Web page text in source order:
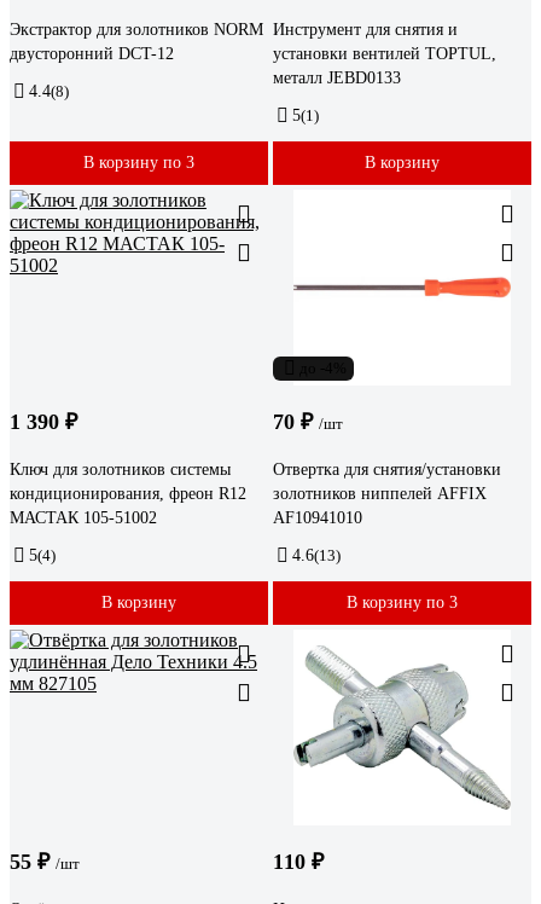
Экстрактор для золотников NORM
двусторонний DCT-12
4.4(8)
В корзину по 3
Инструмент для снятия и
установки вентилей TOPTUL,
металл JEBD0133
5(1)
В корзину
1 390 ₽
Ключ для золотников системы
кондиционирования, фреон R12
МАСТАК 105-51002
5(4)
В корзину
70 ₽ /шт
Отвертка для снятия/установки
золотников ниппелей AFFIX
AF10941010
4.6(13)
В корзину по 3
55 ₽ /шт 110 ₽